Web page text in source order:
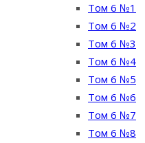
Том 6 №1
Том 6 №2
Том 6 №3
Том 6 №4
Том 6 №5
Том 6 №6
Том 6 №7
Том 6 №8